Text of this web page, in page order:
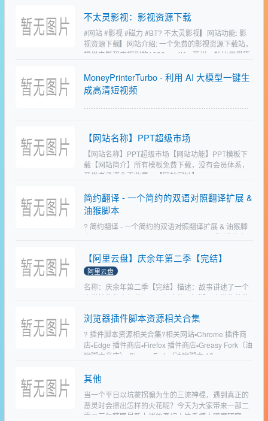
不太灵影视：影视资源下载
#网站 #影视 #磁力 #BT? 不太灵影视▎网站功能: 影
视资源下载▎网站介绍: 一个免费的影视资源下载站，
提供电影和电视剧的1080p、4K、蓝光、杜比世界等
MoneyPrinterTurbo - 利用 AI 大模型一键生
成高清短视频
……………………………………………………………
………………………
【网站名称】PPT超级市场
【网站名称】PPT超级市场【网站功能】PPT模板下
载【网站简介】所有模板免费下载，没有会员体系，
开发者承诺永不收费。【网站网址】
简约翻译 - 一个简约的双语对照翻译扩展 &
油猴脚本
? 简约翻译 - 一个简约的双语对照翻译扩展 & 油猴脚
本https://github.com/fishjar/kiss-translator▎插件功
【阿里云盘】庆余年第二季【完结】
阿里云盘
名称：庆余年第二季【完结】描述：故事讲述了一个
身世神秘的青年范闲，历经家族、江湖、庙堂的种种
途，继续书写出这段不同寻常又酣畅淋漓的人生传
奇。 剧作既根植于…
浏览器插件脚本资源相关合集
? 插件脚本资源相关合集?相关网站▫️Chrome 插件商
店▫️Edge 插件商店▫️Firefox 插件商店▫️Greasy Fork（油
猴脚本商店）▫️Sleazy Fork（油猴脚本 18+ …
其他
当一个平日以坑蒙拐骗为生的三流神棍，遇到真正的
恶灵时会擦出怎样的火花呢？今天为大家带来一部二
零二三年韩国最新上线的奇幻大片千博士驱魔研究